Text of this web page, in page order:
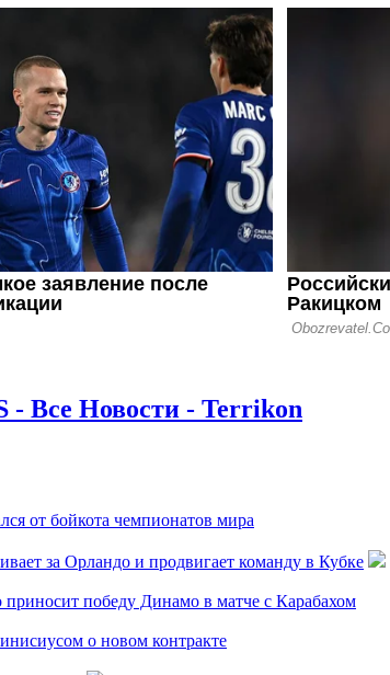
Зимнее окно в Украине
закрыто, Проспер - самая
дорогая покупка
11.03.26 11:25
Источник: Карпаты берут в
аренду хавбека Динамо
от бойкота чемпионатов мира
за Орландо и продвигает команду в Кубке
победу Динамо в матче с Карабахом
о новом контракте